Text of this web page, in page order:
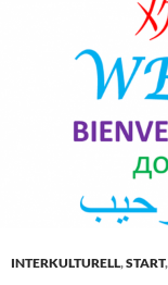
INTERKULTURELL,START,